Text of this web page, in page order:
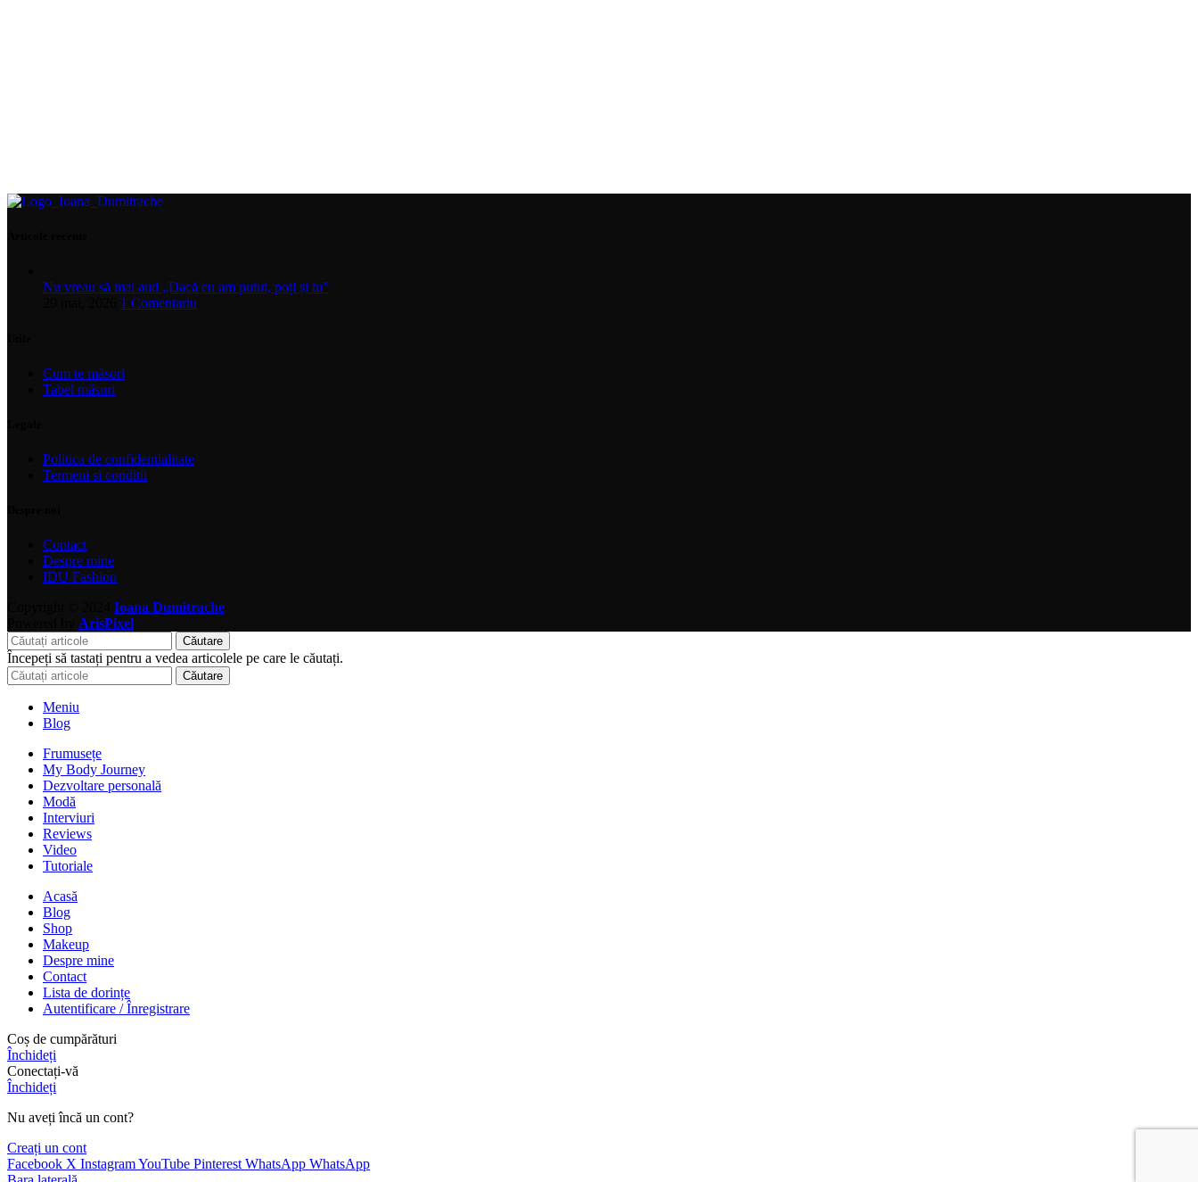
Nu vreau să mai aud „Dacă eu am putut, poți și tu”
1 Comentariu
Cum te măsori
Tabel măsuri
Politica de confidentialitate
Termeni si conditii
Contact
Despre mine
IDU Fashion
Ioana Dumitrache
ArisPixel
Căutare
Începeți să tastați pentru a vedea articolele pe care le căutați.
Căutare
Meniu
Blog
Frumusețe
My Body Journey
Dezvoltare personală
Modă
Interviuri
Reviews
Video
Tutoriale
Acasă
Blog
Shop
Makeup
Despre mine
Contact
Lista de dorințe
Autentificare / Înregistrare
Coș de cumpărături
Închideți
Conectați-vă
Închideți
Nu aveți încă un cont?
Creați un cont
Facebook X InstagramYouTube Pinterest WhatsApp WhatsApp